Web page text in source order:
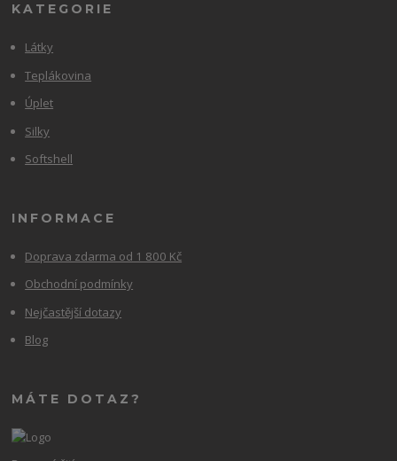
KATEGORIE
Látky
Teplákovina
Úplet
Silky
Softshell
INFORMACE
Doprava zdarma od 1 800 Kč
Obchodní podmínky
Nejčastější dotazy
Blog
MÁTE DOTAZ?